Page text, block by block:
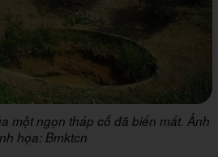
một ngọn tháp cổ đã biến mất. Ảnh
họa: Bmktcn